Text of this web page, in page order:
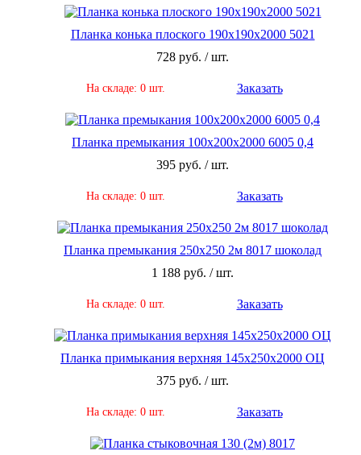
Планка конька плоского 190х190х2000 5021
728 руб. / шт.
На складе: 0 шт. Заказать
Планка премыкания 100х200х2000 6005 0,4
395 руб. / шт.
На складе: 0 шт. Заказать
Планка премыкания 250х250 2м 8017 шоколад
1 188 руб. / шт.
На складе: 0 шт. Заказать
Планка примыкания верхняя 145х250х2000 ОЦ
375 руб. / шт.
На складе: 0 шт. Заказать